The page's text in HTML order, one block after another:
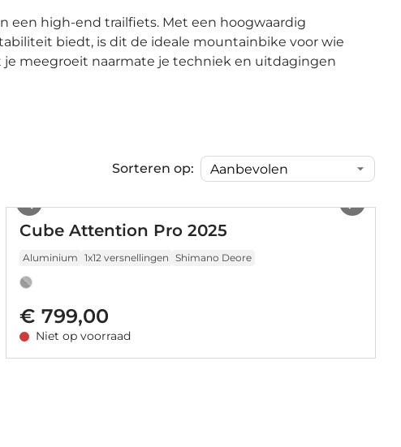
een high-end trailfiets. Met een hoogwaardig
biedt, is dit de ideale mountainbike voor wie
meegroeit naarmate je techniek en uitdagingen
Sorteren op:
Cube Attention Pro 2025
Aluminium 1x12 versnellingen Shimano Deore
€ 799,00
Niet op voorraad